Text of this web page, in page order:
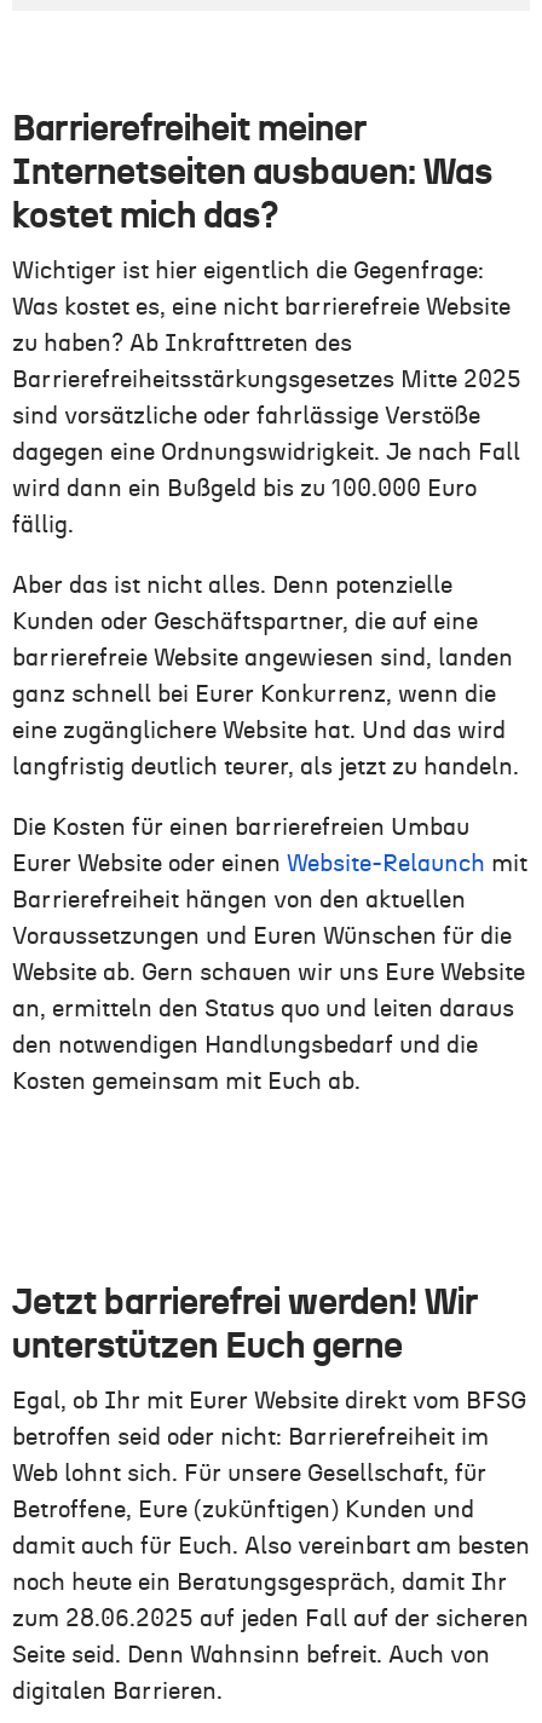
Barrierefreiheit meiner
Internetseiten ausbauen: Was
kostet mich das?
Wichtiger ist hier eigentlich die Gegenfrage:
Was kostet es, eine nicht barrierefreie Website
zu haben? Ab Inkrafttreten des
Barrierefreiheitsstärkungsgesetzes Mitte 2025
sind vorsätzliche oder fahrlässige Verstöße
dagegen eine Ordnungswidrigkeit. Je nach Fall
wird dann ein Bußgeld bis zu 100.000 Euro
fällig.
Aber das ist nicht alles. Denn potenzielle
Kunden oder Geschäftspartner, die auf eine
barrierefreie Website angewiesen sind, landen
ganz schnell bei Eurer Konkurrenz, wenn die
eine zugänglichere Website hat. Und das wird
langfristig deutlich teurer, als jetzt zu handeln.
Die Kosten für einen barrierefreien Umbau
Eurer Website oder einen Website-Relaunch mit
Barrierefreiheit hängen von den aktuellen
Voraussetzungen und Euren Wünschen für die
Website ab. Gern schauen wir uns Eure Website
an, ermitteln den Status quo und leiten daraus
den notwendigen Handlungsbedarf und die
Kosten gemeinsam mit Euch ab.
Jetzt barrierefrei werden! Wir
unterstützen Euch gerne
Egal, ob Ihr mit Eurer Website direkt vom BFSG
betroffen seid oder nicht: Barrierefreiheit im
Web lohnt sich. Für unsere Gesellschaft, für
Betroffene, Eure (zukünftigen) Kunden und
damit auch für Euch. Also vereinbart am besten
noch heute ein Beratungsgespräch, damit Ihr
zum 28.06.2025 auf jeden Fall auf der sicheren
Seite seid. Denn Wahnsinn befreit. Auch von
digitalen Barrieren.